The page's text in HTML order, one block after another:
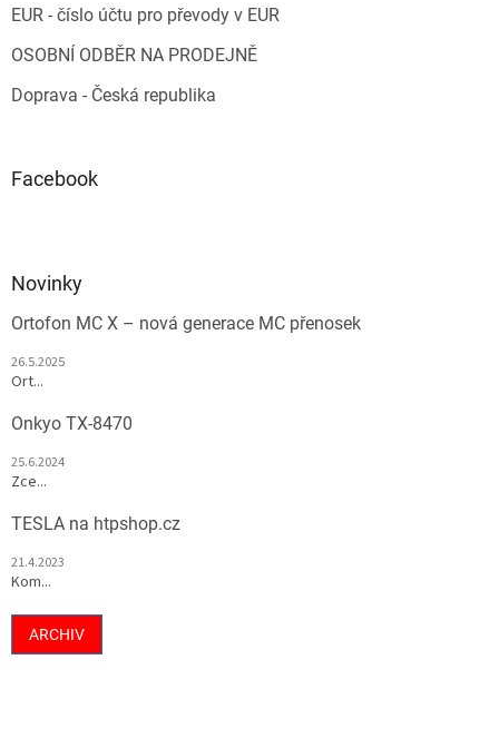
EUR - číslo účtu pro převody v EUR
OSOBNÍ ODBĚR NA PRODEJNĚ
Doprava - Česká republika
Facebook
Novinky
Ortofon MC X – nová generace MC přenosek
26.5.2025
Ort...
Onkyo TX-8470
25.6.2024
Zce...
TESLA na htpshop.cz
21.4.2023
Kom...
ARCHIV